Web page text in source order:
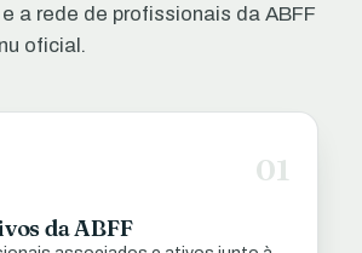
a rede de profissionais da ABFF
oficial.
01
da ABFF